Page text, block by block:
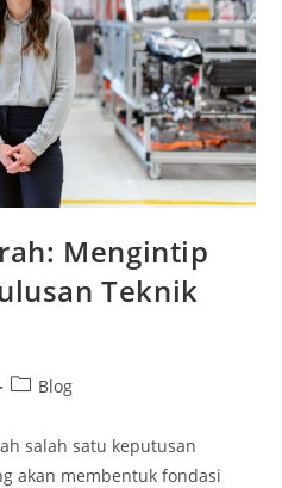
Mengintip
Teknik
PostBlog
salah satu keputusan
akan membentuk fondasi